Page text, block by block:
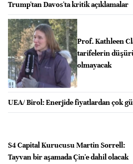
Trump'tan Davos'ta kritik açıklamalar
Prof. Kathleen
tarifelerin
olmayacak
UEA/ Birol: Enerjide fiyatlardan çok
S4 Capital Kurucusu Martin Sorrell:
Tayvan bir aşamada Çin'e dahil olacak